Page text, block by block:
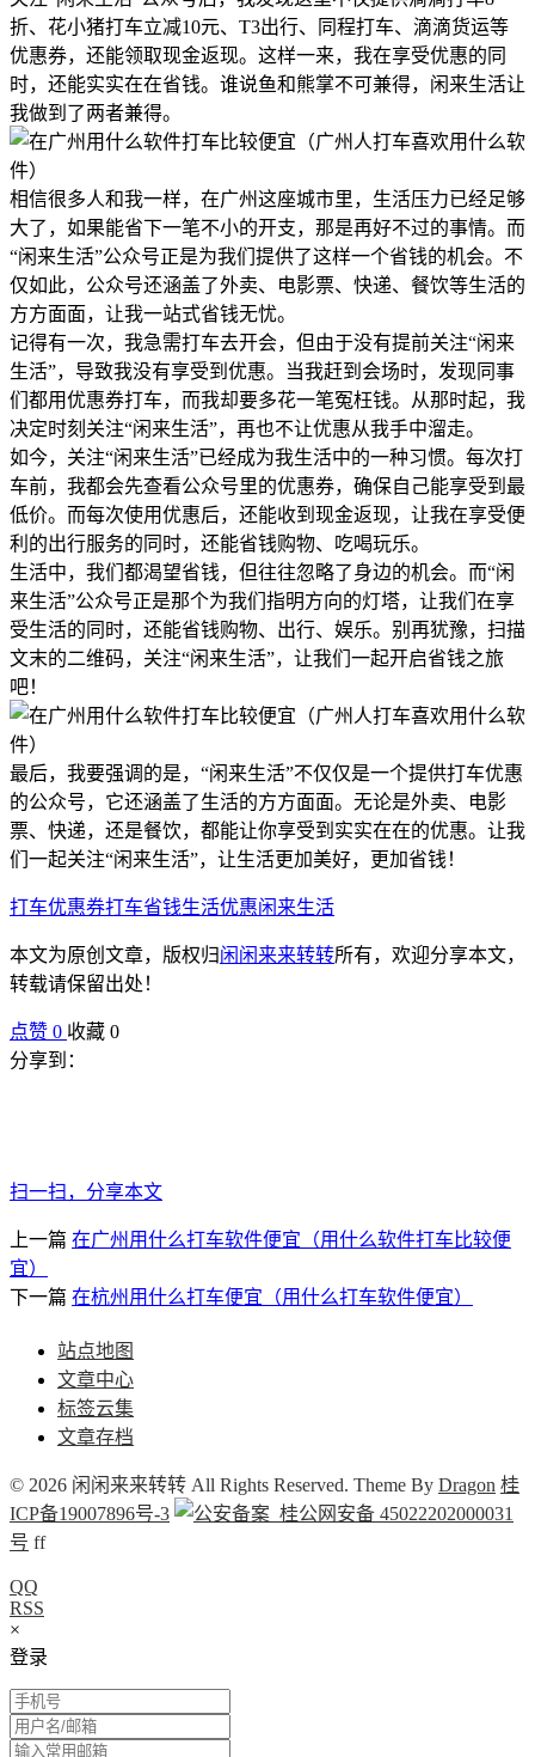
折、花小猪打车立减10元、T3出行、同程打车、滴滴货运等
优惠券，还能领取现金返现。这样一来，我在享受优惠的同
时，还能实实在在省钱。谁说鱼和熊掌不可兼得，闲来生活让
我做到了两者兼得。
相信很多人和我一样，在广州这座城市里，生活压力已经足够
大了，如果能省下一笔不小的开支，那是再好不过的事情。而
“闲来生活”公众号正是为我们提供了这样一个省钱的机会。不
仅如此，公众号还涵盖了外卖、电影票、快递、餐饮等生活的
方方面面，让我一站式省钱无忧。
记得有一次，我急需打车去开会，但由于没有提前关注“闲来
生活”，导致我没有享受到优惠。当我赶到会场时，发现同事
们都用优惠券打车，而我却要多花一笔冤枉钱。从那时起，我
决定时刻关注“闲来生活”，再也不让优惠从我手中溜走。
如今，关注“闲来生活”已经成为我生活中的一种习惯。每次打
车前，我都会先查看公众号里的优惠券，确保自己能享受到最
低价。而每次使用优惠后，还能收到现金返现，让我在享受便
利的出行服务的同时，还能省钱购物、吃喝玩乐。
生活中，我们都渴望省钱，但往往忽略了身边的机会。而“闲
来生活”公众号正是那个为我们指明方向的灯塔，让我们在享
受生活的同时，还能省钱购物、出行、娱乐。别再犹豫，扫描
文末的二维码，关注“闲来生活”，让我们一起开启省钱之旅
吧！
最后，我要强调的是，“闲来生活”不仅仅是一个提供打车优惠
的公众号，它还涵盖了生活的方方面面。无论是外卖、电影
票、快递，还是餐饮，都能让你享受到实实在在的优惠。让我
们一起关注“闲来生活”，让生活更加美好，更加省钱！
打车优惠券打车省钱生活优惠闲来生活
本文为原创文章，版权归闲闲来来转转所有，欢迎分享本文，
转载请保留出处！
点赞 0 收藏 0
分享到：
扫一扫，分享本文
上一篇 在广州用什么打车软件便宜（用什么软件打车比较便
宜）
下一篇 在杭州用什么打车便宜（用什么打车软件便宜）
站点地图
文章中心
标签云集
文章存档
© 2026 闲闲来来转转 All Rights Reserved. Theme By Dragon 桂
ICP备19007896号-3
桂公网安备 45022202000031
号 ff
QQ
RSS
×
登录